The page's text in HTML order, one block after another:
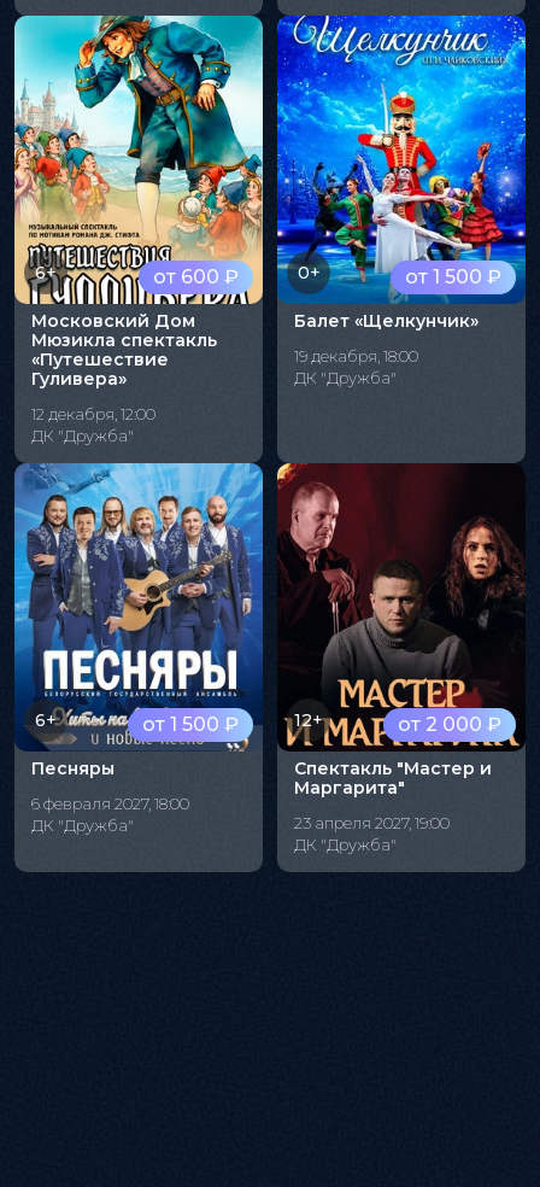
от 600 ₽
6+
Московский Дом
Мюзикла спектакль
«Путешествие
Гуливера»
12 декабря, 12:00
ДК "Дружба"
от 1 500 ₽
0+
Балет «Щелкунчик»
19 декабря, 18:00
ДК "Дружба"
от 1 500 ₽
6+
Песняры
6 февраля 2027, 18:00
ДК "Дружба"
от 2 000 ₽
12+
Спектакль "Мастер и
Маргарита"
23 апреля 2027, 19:00
ДК "Дружба"